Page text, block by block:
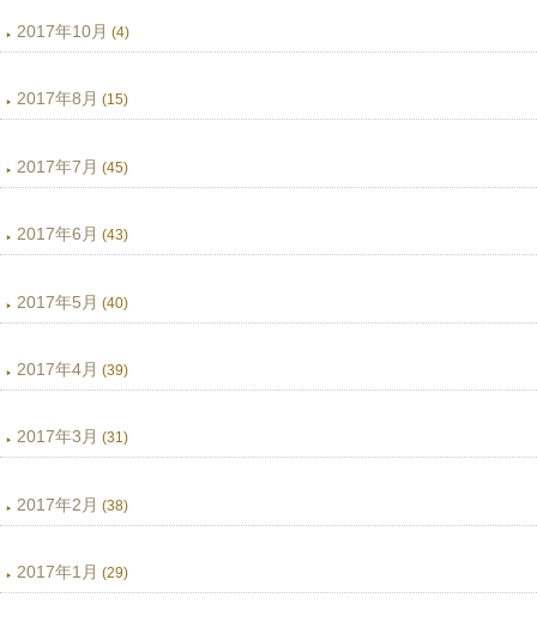
2017年10月 (4)
2017年8月 (15)
2017年7月 (45)
2017年6月 (43)
2017年5月 (40)
2017年4月 (39)
2017年3月 (31)
2017年2月 (38)
2017年1月 (29)